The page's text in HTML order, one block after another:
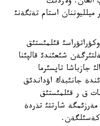
استام تةثگةنئ
قئلمئستئق
شئعئندئ قالپئنا
جازباشا تاپسئرما
بةرگةن. اعئمداعئ جئلئ اقپاننئث 3 ئندة جانئبةك اؤداندئق
ق ر قئلمئستئق
جئل سئناق مةرزئمگة شارتتئ تذردة
كةسئلگةن.